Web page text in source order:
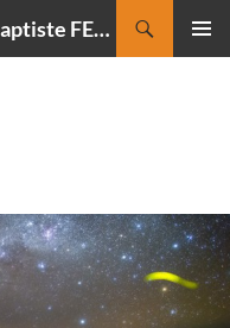
CIELMANIA : le blog de Jean-Baptiste FELDMANN, photographe du ciel